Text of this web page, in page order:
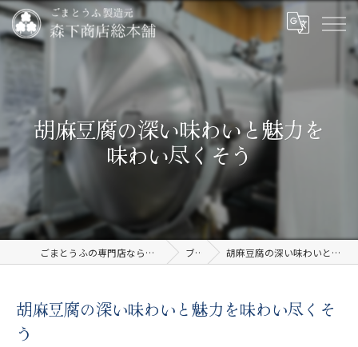
胡麻豆腐の深い味わいと魅力を
味わい尽くそう
ごまとうふの専門店なら有限会社森下商店総本舗 ブログ 胡麻豆腐の深い味わいと魅力を味わい尽くそう
胡麻豆腐の深い味わいと魅力を味わい尽くそ
う